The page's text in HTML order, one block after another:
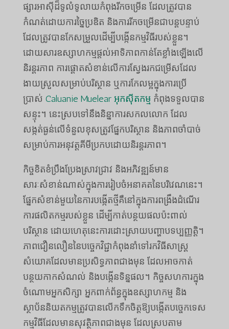
ផ្សារអាស៊ីដ៏ទូលំទូលាយកំពុងរីកចម្រើន ដែលត្រូវបាន
កំណត់ដោយការច្នៃប្រឌិត និងការរីកចម្រើនជាបន្តបន្ទាប់
ដែលត្រូវបានកែសម្រួលដើម្បីបង្កើនកម្មវិធីរបស់ខ្លួន។
ដោយសារឧស្សាហកម្មផ្តល់អាទិភាពកាន់តែខ្លាំងឡើងលើ
និរន្តរភាព ការផ្តោតសំខាន់លើការស្វែងរកជម្រើសដែល
ងាយស្រួលសម្រាប់បរិស្ថាន ឬការកែលម្អក្នុងការប្រើ
ប្រាស់ Caluanie Muelear អុកស៊ីតកម្ម កំពុងទទួលបាន
សន្ទុះ។ នេះស្របទៅនឹងនិន្នាការសកលលោក ដែល
សង្កត់ធ្ងន់លើទំនួលខុសត្រូវផ្នែកបរិស្ថាន និងភាពចាំបាច់
សម្រាប់ការអនុវត្តគីមីប្រកបដោយនិរន្តរភាព។
កិច្ចខិតខំប្រឹងប្រែងស្រាវជ្រាវ និងអភិវឌ្ឍន៍មាន
សារៈសំខាន់ណាស់ក្នុងការរៀបចំអនាគតនៃបរិវេណនេះ។
ផ្នែកសំខាន់មួយនៃការបង្កើតថ្មីគឺនៅក្នុងការពង្រឹងដំណើរ
ការផលិតកម្មរបស់ខ្លួន ដើម្បីកាត់បន្ថយផលប៉ះពាល់
បរិស្ថាន ដោយហេតុនេះការដោះស្រាយបញ្ហាបទប្បញ្ញត្តិ។
ភាពជឿនលឿននៃបច្ចេកវិជ្ជាកំពុងនាំទៅរកវិធីសាស្ត្រ
សំយោគដែលមានប្រសិទ្ធភាពជាងមុន ដែលអាចកាត់
បន្ថយកាកសំណល់ និងបង្កើនទិន្នផល។ កិច្ចសហការក្នុង
ចំណោមអ្នកសិក្សា អ្នកពាក់ព័ន្ធក្នុងឧស្សាហកម្ម និង
ស្ថាប័ននិយតកម្មត្រូវបានលើកទឹកចិត្តឱ្យបង្កើតបច្ចេកទេស
កម្មវិធីដែលមានសុវត្ថិភាពជាងមុន ដែលស្របតាម